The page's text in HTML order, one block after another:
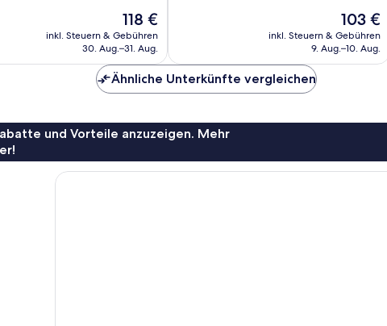
Der
Preis
beträgt
118 €
inkl. Steuern & Gebühren
30. Aug.–31. Aug.
Der
Preis
beträgt
103 €
inkl. Steuern & Gebühren
9. Aug.–10. Aug.
Ähnliche Unterkünfte vergleichen
und Vorteile anzuzeigen. Mehr